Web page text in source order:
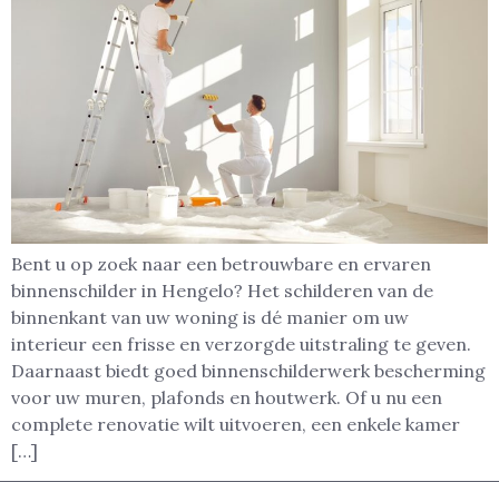
Bent u op zoek naar een betrouwbare en ervaren
binnenschilder in Hengelo? Het schilderen van de
binnenkant van uw woning is dé manier om uw
interieur een frisse en verzorgde uitstraling te geven.
Daarnaast biedt goed binnenschilderwerk bescherming
voor uw muren, plafonds en houtwerk. Of u nu een
complete renovatie wilt uitvoeren, een enkele kamer
[…]